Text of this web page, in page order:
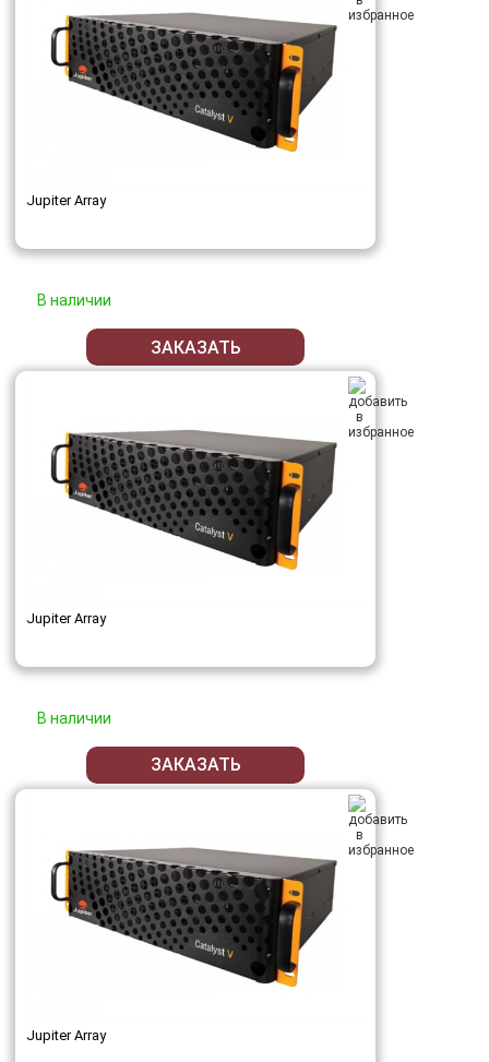
Jupiter Array
В наличии
ЗАКАЗАТЬ
Jupiter Array
В наличии
ЗАКАЗАТЬ
Jupiter Array